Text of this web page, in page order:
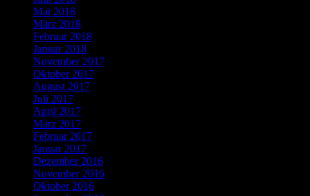
Mai 2018
März 2018
Februar 2018
Januar 2018
November 2017
Oktober 2017
August 2017
Juli 2017
April 2017
März 2017
Februar 2017
Januar 2017
Dezember 2016
November 2016
Oktober 2016